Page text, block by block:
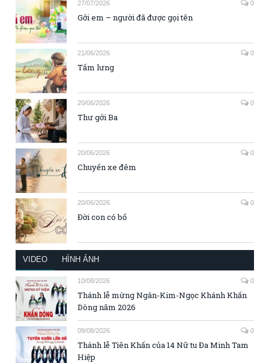
27/07/2026 0
Gởi em – người đã được gọi tên
21/06/2026 0
Tấm lưng
20/06/2026 0
Thư gởi Ba
20/06/2026 0
Chuyến xe đêm
20/06/2026 0
Đời con có bố
VIDEO HÌNH ẢNH
10/08/2026 0
Thánh lễ mừng Ngân-Kim-Ngọc Khánh Khấn
Dòng năm 2026
09/08/2026 0
Thánh lễ Tiên Khấn của 14 Nữ tu Đa Minh Tam
Hiệp